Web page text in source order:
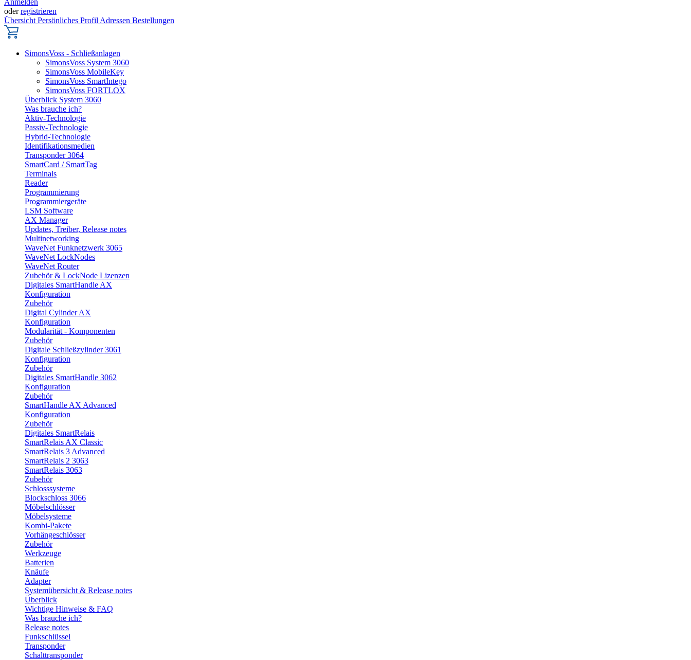
Anmelden
oderregistrieren
Übersicht Persönliches Profil Adressen Bestellungen
SimonsVoss - Schließanlagen
SimonsVoss System 3060
SimonsVoss MobileKey
SimonsVoss SmartIntego
SimonsVoss FORTLOX
Überblick System 3060
Was brauche ich?
Aktiv-Technologie
Passiv-Technologie
Hybrid-Technologie
Identifikationsmedien
Transponder 3064
SmartCard / SmartTag
Terminals
Reader
Programmierung
Programmiergeräte
LSM Software
AX Manager
Updates, Treiber, Release notes
Multinetworking
WaveNet Funknetzwerk 3065
WaveNet LockNodes
WaveNet Router
Zubehör & LockNode Lizenzen
Digitales SmartHandle AX
Konfiguration
Zubehör
Digital Cylinder AX
Konfiguration
Modularität - Komponenten
Zubehör
Digitale Schließzylinder 3061
Konfiguration
Zubehör
Digitales SmartHandle 3062
Konfiguration
Zubehör
SmartHandle AX Advanced
Konfiguration
Zubehör
Digitales SmartRelais
SmartRelais AX Classic
SmartRelais 3 Advanced
SmartRelais 2 3063
SmartRelais 3063
Zubehör
Schlosssysteme
Blockschloss 3066
Möbelschlösser
Möbelsysteme
Kombi-Pakete
Vorhängeschlösser
Zubehör
Werkzeuge
Batterien
Knäufe
Adapter
Systemübersicht & Release notes
Überblick
Wichtige Hinweise & FAQ
Was brauche ich?
Release notes
Funkschlüssel
Transponder
Schalttransponder